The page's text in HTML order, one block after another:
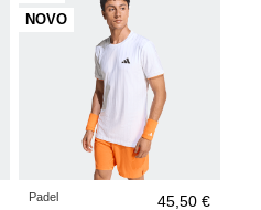
NOVO
Padel 45,50 €